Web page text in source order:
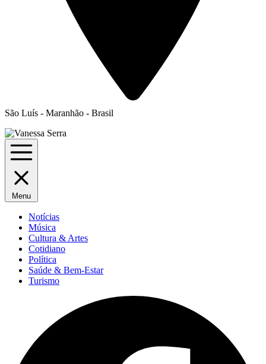
São Luís - Maranhão - Brasil
Menu
Notícias
Música
Cultura & Artes
Cotidiano
Política
Saúde & Bem-Estar
Turismo